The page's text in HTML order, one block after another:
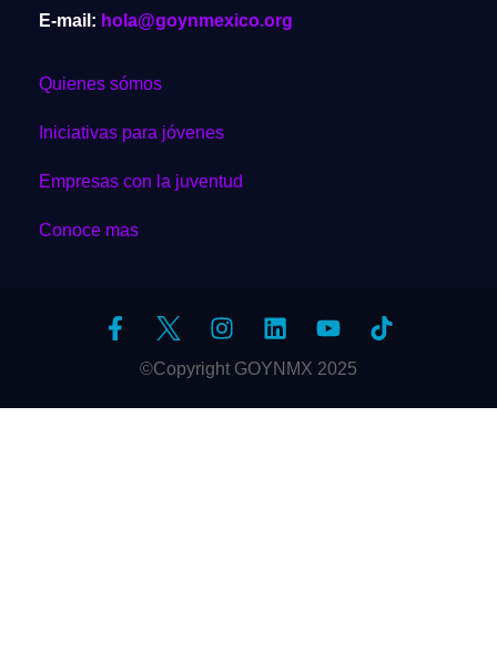
E-mail: hola@goynmexico.org
Quienes sómos
Iniciativas para jóvenes
Empresas con la juventud
Conoce mas
©Copyright GOYNMX 2025